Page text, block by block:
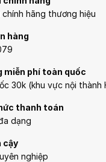
chính hãng thương hiệu
hàng
miễn phí toàn quốc
30k (khu vực nội thành
thanh toán
dạng
cậy
nghiệp